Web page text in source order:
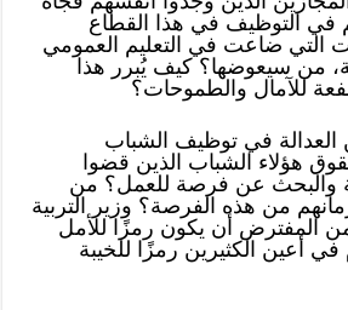
التوظيف في هذا القطاع
التي ضاعت في التعليم العمومي
من سيعوضها؟ كيف يُبرر هذا
للآمال والطموحات؟
في توظيف الشباب
هؤلاء الشباب الذين قضوا
والبحث عن فرصة للعمل؟ من
من هذه الفرصة؟ وزير التربية
من المفترض أن يكون رمزًا للأمل
في أعين الكثيرين رمزًا للخيبة